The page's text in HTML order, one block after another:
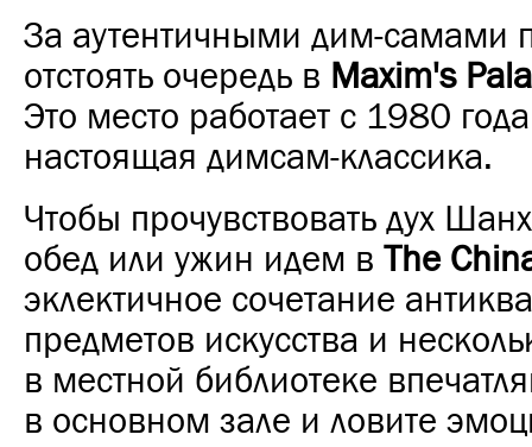
За аутентичными дим-самами
отстоять очередь в Maxim's
Это место работает с 1980
настоящая димсам-классика.
Чтобы прочувствовать дух
обед или ужин идем в The
эклектичное сочетание
предметов искусства и
в местной библиотеке
в основном зале и ловите